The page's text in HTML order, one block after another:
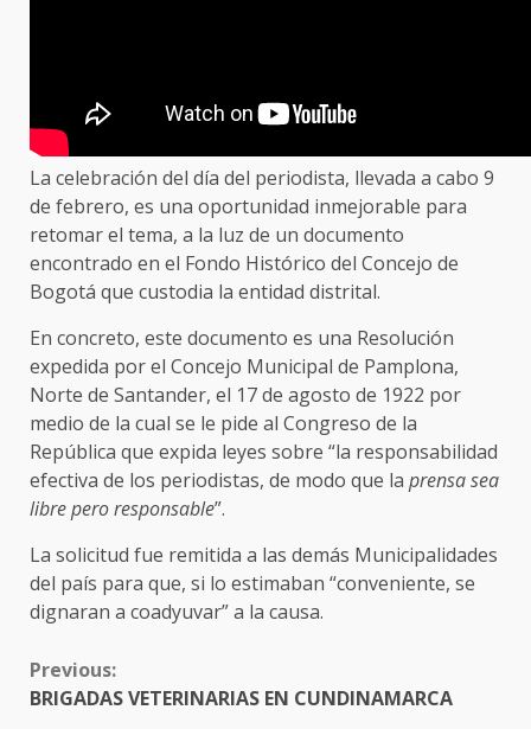
La celebración del día del periodista, llevada a cabo 9
de febrero, es una oportunidad inmejorable para
retomar el tema, a la luz de un documento
encontrado en el Fondo Histórico del Concejo de
Bogotá que custodia la entidad distrital.
En concreto, este documento es una Resolución
expedida por el Concejo Municipal de Pamplona,
Norte de Santander, el 17 de agosto de 1922 por
medio de la cual se le pide al Congreso de la
República que expida leyes sobre “la responsabilidad
efectiva de los periodistas, de modo que la prensa sea
libre pero responsable”.
La solicitud fue remitida a las demás Municipalidades
del país para que, si lo estimaban “conveniente, se
dignaran a coadyuvar” a la causa.
CONTINUE
READING
Previous:
BRIGADAS VETERINARIAS EN CUNDINAMARCA